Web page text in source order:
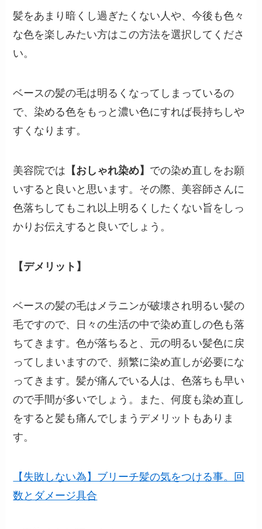
髪をあまり暗くし過ぎたくない人や、今後も色々
な色を楽しみたい方はこの方法を選択してくださ
い。
ベースの髪の毛は明るくなってしまっているの
で、染める色をもっと濃い色にすれば長持ちしや
すくなります。
美容院では 【おしゃれ染め】 での染め直しをお願
いすると良いと思います。その際、美容師さんに
色落ちしてもこれ以上明るくしたくない旨をしっ
かりお伝えすると良いでしょう。
【デメリット】
ベースの髪の毛はメラニンが破壊され明るい髪の
毛ですので、日々の生活の中で染め直しの色も落
ちてきます。色が落ちると、元の明るい髪色に戻
ってしまいますので、頻繁に染め直しが必要にな
ってきます。髪が痛んでいる人は、色落ちも早い
ので手間が多いでしょう。また、何度も染め直し
をすると髪も痛んでしまうデメリットもありま
す。
【失敗しない為】ブリーチ髪の気をつける事。回
数とダメージ具合